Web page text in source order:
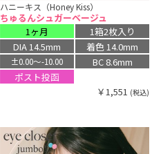
ハニーキス（Honey Kiss）
ちゅるんシュガーベージュ
1ヶ月
1箱2枚入り
DIA 14.5mm
着色 14.0mm
±0.00〜-10.00
BC 8.6mm
ポスト投函
￥1,551 (税込)